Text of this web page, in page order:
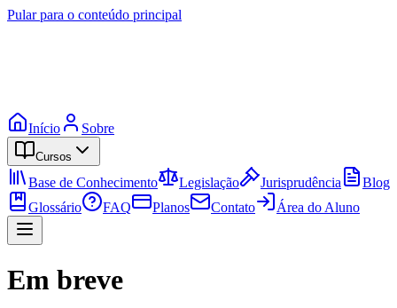
Pular para o conteúdo principal
Início Sobre
Cursos
Base de Conhecimento Legislação Jurisprudência
Blog
Glossário
FAQ Planos Contato Área do Aluno
Em breve